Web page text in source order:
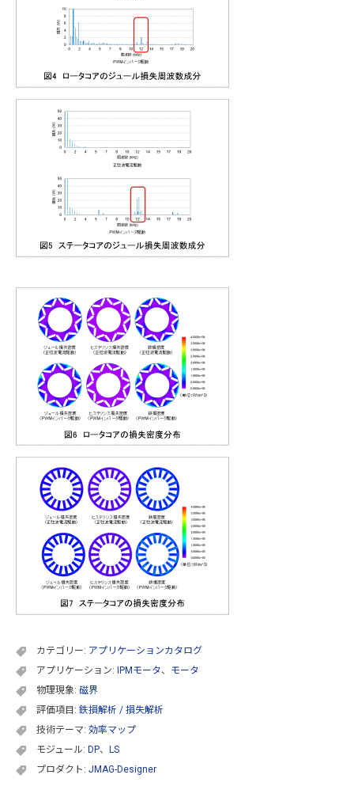
カテゴリー: アプリケーションカタログ
アプリケーション: IPMモータ、 モータ
物理現象: 磁界
評価項目: 鉄損解析 / 損失解析
技術テーマ: 効率マップ
モジュール: DP、 LS
プロダクト: JMAG-Designer